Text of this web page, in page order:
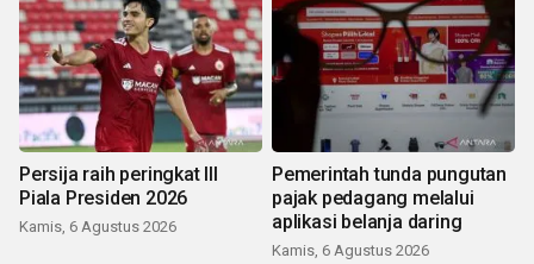
Persija raih peringkat III
Piala Presiden 2026
Kamis, 6 Agustus 2026
Pemerintah tunda pungutan
pajak pedagang melalui
aplikasi belanja daring
Kamis, 6 Agustus 2026